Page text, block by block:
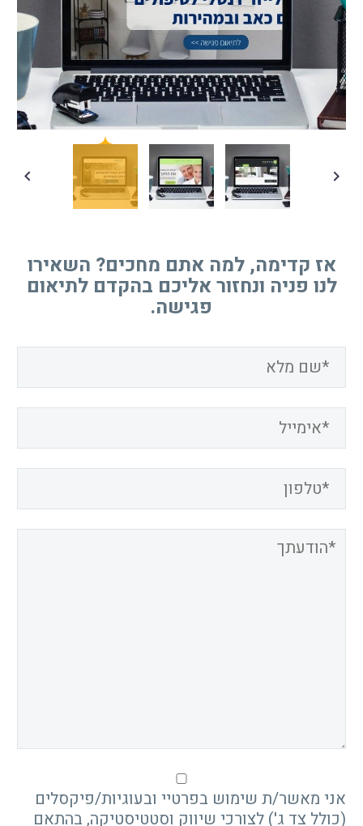
אז קדימה, למה אתם מחכים? השאירו
לנו פניה ונחזור אליכם בהקדם לתיאום
פגישה.
אני מאשר/ת שימוש בפרטיי ובעוגיות/פיקסלים
(כולל צד ג') לצורכי שיווק וסטטיסטיקה, בהתאם